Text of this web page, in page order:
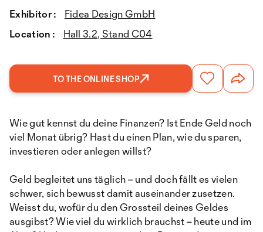
Exhibitor :
Fidea Design GmbH
Location :
Hall 3.2, Stand C04
TO THE ONLINE SHOP
Wie gut kennst du deine Finanzen? Ist Ende Geld noch
viel Monat übrig? Hast du einen Plan, wie du sparen,
investieren oder anlegen willst?
Geld begleitet uns täglich – und doch fällt es vielen
schwer, sich bewusst damit auseinander­ zusetzen.
Weisst du, wofür du den Grossteil deines Geldes
ausgibst? Wie viel du wirklich brauchst – heute und im